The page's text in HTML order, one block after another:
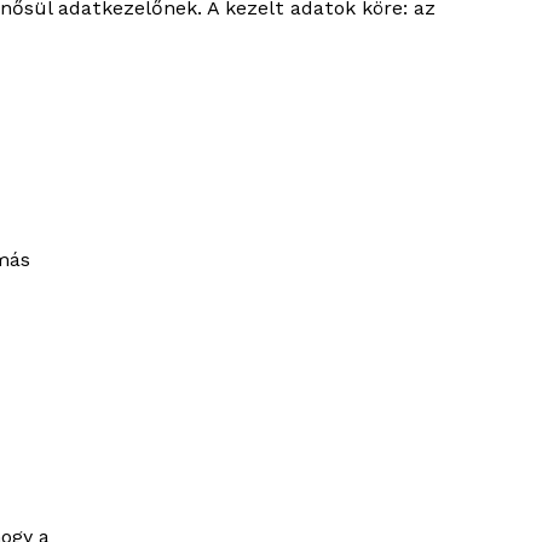
adatkezelőnek. A kezelt adatok köre: az
a